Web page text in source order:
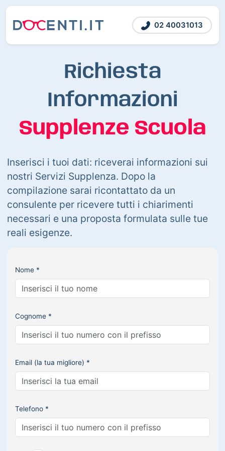
02 40031013
Richiesta
Informazioni
Supplenze Scuola
Inserisci i tuoi dati: riceverai informazioni sui
nostri Servizi Supplenza. Dopo la
compilazione sarai ricontattato da un
consulente per ricevere tutti i chiarimenti
necessari e una proposta formulata sulle tue
reali esigenze.
Nome *
Cognome *
Email (la tua migliore) *
Telefono *